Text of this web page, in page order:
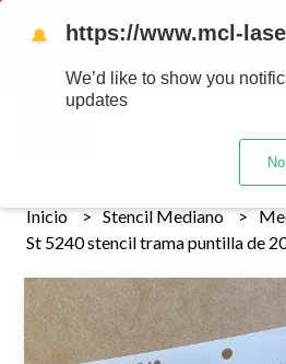
Tenemos envios a todo el pais!........
realizan 48 hs habiles porteriores
MAYOR se envian 7 dias
Inicio Stencil Mediano
St 5240 stencil trama puntilla de
🔔 https://www.mcl-
We’d like to show you
updates